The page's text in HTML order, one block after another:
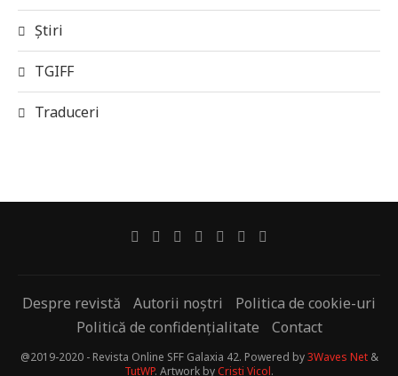
Știri
TGIFF
Traduceri
Despre revistă Autorii noștri
Politica de cookie-uri
Politică de confidențialitate
Contact
@2019-2020 - Revista Online SFF Galaxia 42. Powered by3Waves Net&
TutWP. Artwork byCristi Vicol.